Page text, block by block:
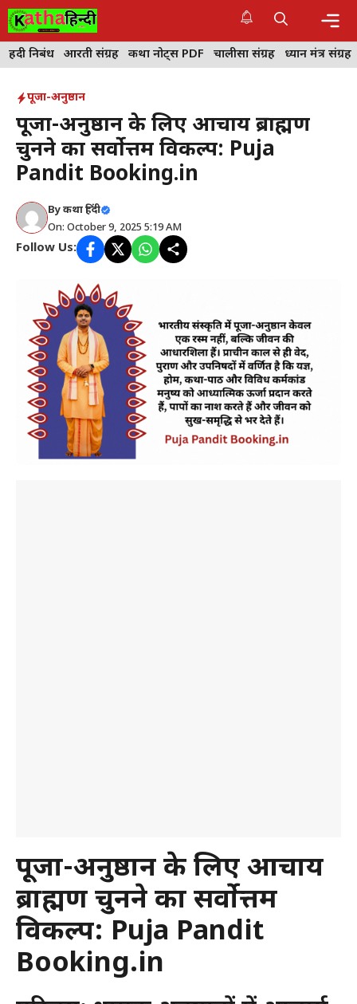
Skip
to
content
हिंदी निबंध आरती संग्रह कथा नोट्स PDF चालीसा संग्रह ध्यान मंत्र संग्रह
पूजा-अनुष्ठान
पूजा-अनुष्ठान के लिए आचार्य ब्राह्मण
चुनने का सर्वोत्तम विकल्प: Puja
Pandit Booking.in
Byकथा हिंदी
On: October 9, 2025 5:19 AM
Follow Us:
पूजा-अनुष्ठान के लिए आचार्य
ब्राह्मण चुनने का सर्वोत्तम
विकल्प: Puja Pandit
Booking.in